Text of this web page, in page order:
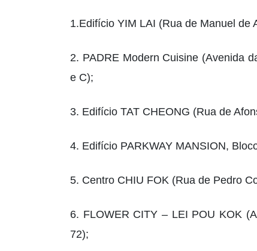
1.Edifício YIM LAI (Rua de Manuel de
2. PADRE Modern Cuisine (Avenida
e C);
3. Edifício TAT CHEONG (Rua de
4. Edifício PARKWAY MANSION,
5. Centro CHIU FOK (Rua de Pedro
6. FLOWER CITY – LEI POU KOK
72);